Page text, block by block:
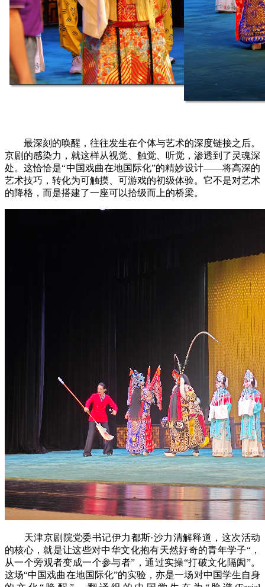
最深刻的唤醒，往往发生在个体与艺术的深度链接之后。
京剧的感染力，就这样从视觉、触觉、听觉，渗透到了灵魂深
处。这恰恰是“中国戏曲在地国际化”的精妙设计——将高深的
艺术技巧，转化为可触摸、可游戏的初级体验。它不是对艺术
的降格，而是搭建了一座可以拾级而上的桥梁。
天津京剧院党委书记伊力都斯·沙力清解释道，这次活动
的核心，就是让这些对中华文化抱有天然好奇的青年学子“，
从一个旁观者变成一个参与者”，通过实操“打破文化隔阂”。
这场“中国戏曲在地国际化”的实验，亦是一场对中国学生自身